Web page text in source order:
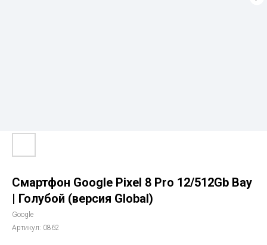
Смартфон Google Pixel 8 Pro 12/512Gb Bay
| Голубой (версия Global)
Google
Артикул: 0862